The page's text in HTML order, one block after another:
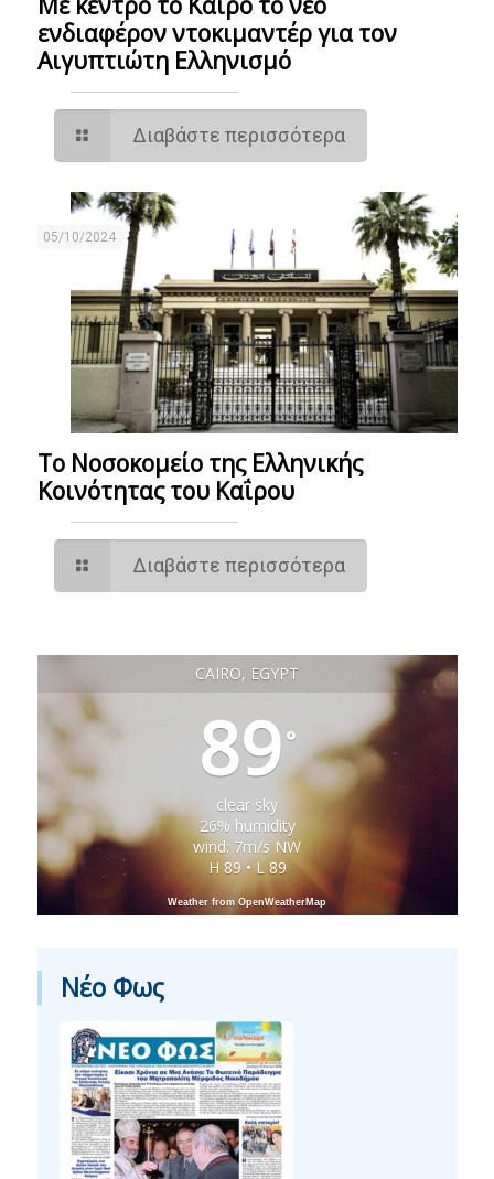
ενδιαφέρον ντοκιμαντέρ για τον
Αιγυπτιώτη Ελληνισμό
Διαβάστε περισσότερα
05/10/2024
Το Νοσοκομείο της Ελληνικής
Κοινότητας του Καΐρου
Διαβάστε περισσότερα
CAIRO, EGYPT
89°
clear sky
26% humidity
wind: 7m/s NW
H 89 • L 89
Weather from OpenWeatherMap
Νέο Φως